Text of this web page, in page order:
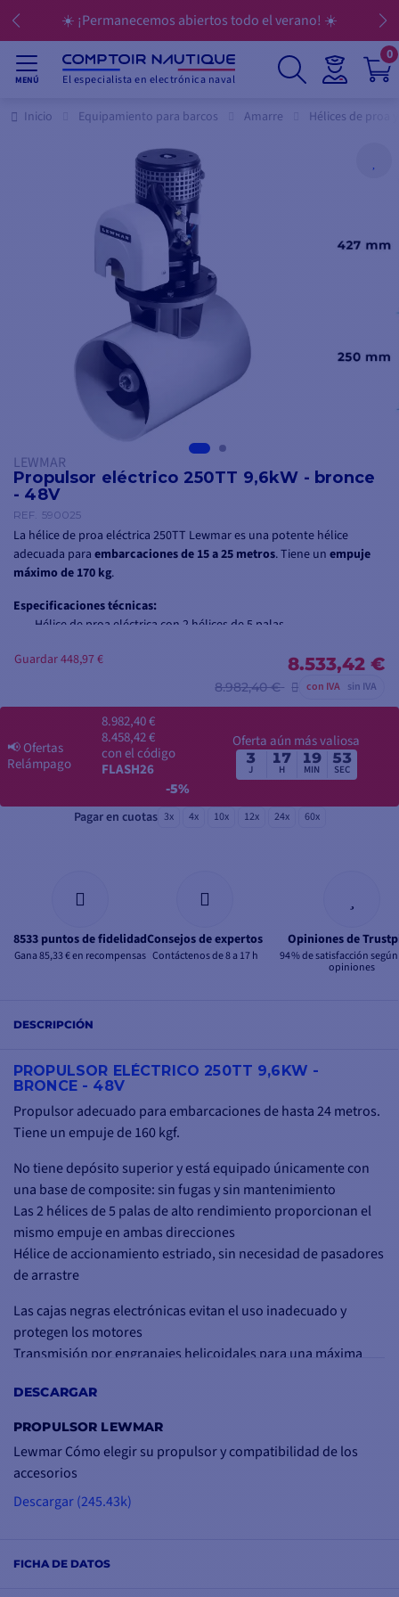
verano! ☀️ 💳 Pague sus compras en 3, 4, 10
MENÚ El especialista en electrónica naval
0
Inicio Equipamiento para barcos Amarre Hélices de proa
LEWMAR
Propulsor eléctrico 250TT 9,6kW - bronce
- 48V
REF. 590025
La hélice de proa eléctrica 250TT Lewmar es una potente hélice
adecuada para embarcaciones de 15 a 25 metros. Tiene un empuje
máximo de 170 kg.
Especificaciones técnicas:
Hélice de proa eléctrica con 2 hélices de 5 palas
Potencia nominal: 9,6 kW
Fusible: 250 A
⚠️ Tenga en cuenta que el propulsor se entrega sin túnel
Encuentre aquí
adecuado para este propulsor Lewmar.
8.533,42 €
8.982,40 € con IVA sin IVA
Guardar 448,97 €
📢Ofertas
Relámpago
8.982,40 €
8.458,42 €
con el código
FLASH26
-5%
Oferta aún más valiosa
3
J
17
H
19
MIN
52
SEC
Pagar en cuotas 3x 4x 10x 12x 24x 60x
8533 puntos de fidelidad
Gana 85,33 € en recompensas
Consejos de expertos
Contáctenos de 8 a 17 h
Opiniones de
94 % de satisfacción
opiniones
FICHA DE DATOS
DESCRIPCIÓN
PROPULSOR ELÉCTRICO 250TT 9,6KW -
BRONCE - 48V
Propulsor adecuado para embarcaciones de hasta 24 metros.
Tiene un empuje de 160 kgf.
No tiene depósito superior y está equipado únicamente con
una base de composite: sin fugas y sin mantenimiento
Las 2 hélices de 5 palas de alto rendimiento proporcionan el
mismo empuje en ambas direcciones
Hélice de accionamiento estriado, sin necesidad de pasadores
de arrastre
Las cajas negras electrónicas evitan el uso inadecuado y
protegen los motores
Transmisión por engranajes helicoidales para una máxima
Disyuntor térmico en todos los motores: máxima protección
Fácil de instalar (sin chavetero)
Especificaciones técnicas :
Propulsor eléctrico con 2 hélices de 5 palas
Tensión: 48 V
Empuje: 170 kgf
DESCARGAR
PROPULSOR LEWMAR
Lewmar Cómo elegir su propulsor y compatibilidad de los
accesorios
Descargar (245.43k)